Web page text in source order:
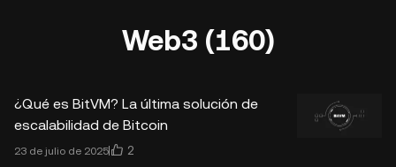
Web3 (160)
¿Qué es BitVM? La última solución de
escalabilidad de Bitcoin
23 de julio de 2025 2